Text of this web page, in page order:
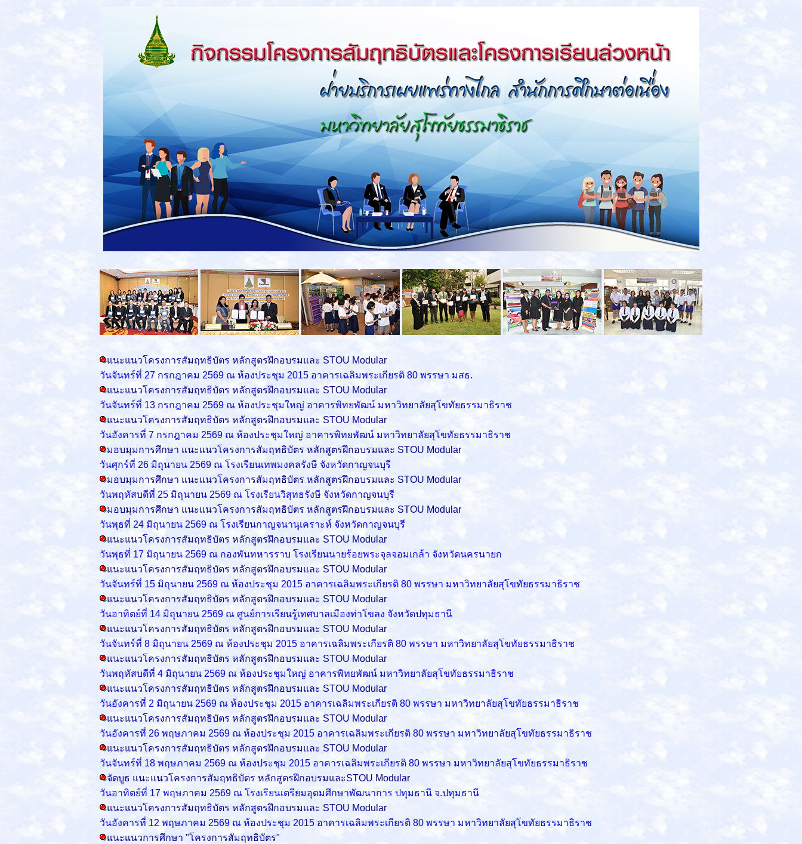
แนะแนวโครงการสัมฤทธิบัตร หลักสูตรฝึกอบรมและ STOU Modular
วันจันทร์ที่ 27 กรกฎาคม 2569 ณ ห้องประชุม 2015 อาคารเฉลิมพระเกียรติ 80 พรรษา มสธ.
แนะแนวโครงการสัมฤทธิบัตร หลักสูตรฝึกอบรมและ STOU Modular
วันจันทร์ที่ 13 กรกฎาคม 2569 ณ ห้องประชุมใหญ่ อาคารพิทยพัฒน์ มหาวิทยาลัยสุโขทัยธรรมาธิราช
แนะแนวโครงการสัมฤทธิบัตร หลักสูตรฝึกอบรมและ STOU Modular
วันอังคารที่ 7 กรกฎาคม 2569 ณ ห้องประชุมใหญ่ อาคารพิทยพัฒน์ มหาวิทยาลัยสุโขทัยธรรมาธิราช
มอบมุมการศึกษา แนะแนวโครงการสัมฤทธิบัตร หลักสูตรฝึกอบรมและ STOU Modular
วันศุกร์ที่ 26 มิถุนายน 2569 ณ โรงเรียนเทพมงคลรังษี จังหวัดกาญจนบุรี
มอบมุมการศึกษา แนะแนวโครงการสัมฤทธิบัตร หลักสูตรฝึกอบรมและ STOU Modular
วันพฤหัสบดีที่ 25 มิถุนายน 2569 ณ โรงเรียนวิสุทธรังษี จังหวัดกาญจนบุรี
มอบมุมการศึกษา แนะแนวโครงการสัมฤทธิบัตร หลักสูตรฝึกอบรมและ STOU Modular
วันพุธที่ 24 มิถุนายน 2569 ณ โรงเรียนกาญจนานุเคราะห์ จังหวัดกาญจนบุรี
แนะแนวโครงการสัมฤทธิบัตร หลักสูตรฝึกอบรมและ STOU Modular
วันพุธที่ 17 มิถุนายน 2569 ณ กองพันทหารราบ โรงเรียนนายร้อยพระจุลจอมเกล้า จังหวัดนครนายก
แนะแนวโครงการสัมฤทธิบัตร หลักสูตรฝึกอบรมและ STOU Modular
วันจันทร์ที่ 15 มิถุนายน 2569 ณ ห้องประชุม 2015 อาคารเฉลิมพระเกียรติ 80 พรรษา มหาวิทยาลัยสุโขทัยธรรมาธิราช
แนะแนวโครงการสัมฤทธิบัตร หลักสูตรฝึกอบรมและ STOU Modular
วันอาทิตย์ที่ 14 มิถุนายน 2569 ณ ศูนย์การเรียนรู้เทศบาลเมืองท่าโขลง จังหวัดปทุมธานี
แนะแนวโครงการสัมฤทธิบัตร หลักสูตรฝึกอบรมและ STOU Modular
วันจันทร์ที่ 8 มิถุนายน 2569 ณ ห้องประชุม 2015 อาคารเฉลิมพระเกียรติ 80 พรรษา มหาวิทยาลัยสุโขทัยธรรมาธิราช
แนะแนวโครงการสัมฤทธิบัตร หลักสูตรฝึกอบรมและ STOU Modular
วันพฤหัสบดีที่ 4 มิถุนายน 2569 ณ ห้องประชุมใหญ่ อาคารพิทยพัฒน์ มหาวิทยาลัยสุโขทัยธรรมาธิราช
แนะแนวโครงการสัมฤทธิบัตร หลักสูตรฝึกอบรมและ STOU Modular
วันอังคารที่ 2 มิถุนายน 2569 ณ ห้องประชุม 2015 อาคารเฉลิมพระเกียรติ 80 พรรษา มหาวิทยาลัยสุโขทัยธรรมาธิราช
แนะแนวโครงการสัมฤทธิบัตร หลักสูตรฝึกอบรมและ STOU Modular
วันอังคารที่ 26 พฤษภาคม 2569 ณ ห้องประชุม 2015 อาคารเฉลิมพระเกียรติ 80 พรรษา มหาวิทยาลัยสุโขทัยธรรมาธิราช
แนะแนวโครงการสัมฤทธิบัตร หลักสูตรฝึกอบรมและ STOU Modular
วันจันทร์ที่ 18 พฤษภาคม 2569 ณ ห้องประชุม 2015 อาคารเฉลิมพระเกียรติ 80 พรรษา มหาวิทยาลัยสุโขทัยธรรมาธิราช
จัดบูธ แนะแนวโครงการสัมฤทธิบัตร หลักสูตรฝึกอบรมและSTOU Modular
วันอาทิตย์ที่ 17 พฤษภาคม 2569 ณ โรงเรียนเตรียมอุดมศึกษาพัฒนาการ ปทุมธานี จ.ปทุมธานี
แนะแนวโครงการสัมฤทธิบัตร หลักสูตรฝึกอบรมและ STOU Modular
วันอังคารที่ 12 พฤษภาคม 2569 ณ ห้องประชุม 2015 อาคารเฉลิมพระเกียรติ 80 พรรษา มหาวิทยาลัยสุโขทัยธรรมาธิราช
แนะแนวการศึกษา "โครงการสัมฤทธิบัตร"